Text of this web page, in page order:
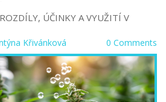
ÚČINKY A VYUŽITÍ V
Křivánková 0 Comments